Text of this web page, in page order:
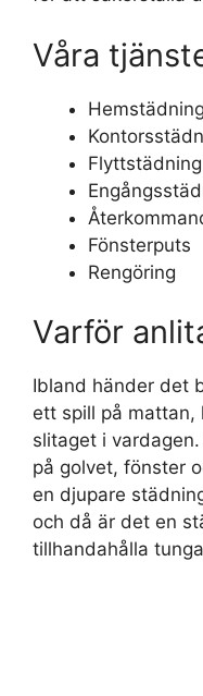
Våra
Hemstädning
Flyttstädning
Fönsterputs
Rengöring
Varför
Ibland händer det
ett spill på mattan,
slitaget i
på golvet, fönster
en djupare
och då är det en
tillhandahålla